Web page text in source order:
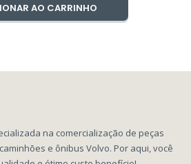
AO CARRINHO
na comercialização de peças
e ônibus Volvo. Por aqui, você